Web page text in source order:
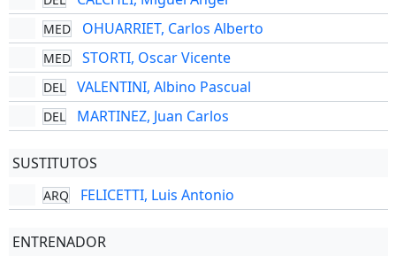
MED OHUARRIET, Carlos Alberto
MED STORTI, Oscar Vicente
DEL VALENTINI, Albino Pascual
DEL MARTINEZ, Juan Carlos
SUSTITUTOS
ARQ FELICETTI, Luis Antonio
ENTRENADOR